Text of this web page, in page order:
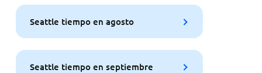
Seattle tiempo en agosto
Seattle tiempo en septiembre